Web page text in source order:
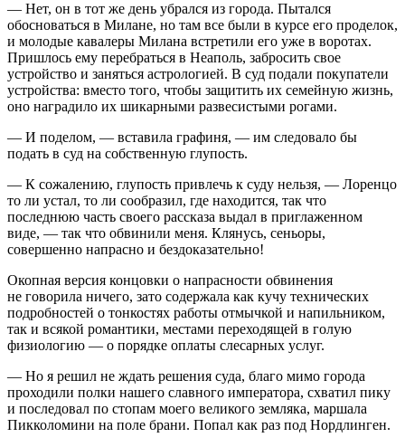
— Нет, он в тот же день убрался из города. Пытался
обосноваться в Милане, но там все были в курсе его проделок,
и молодые кавалеры Милана встретили его уже в воротах.
Пришлось ему перебраться в Неаполь, забросить свое
устройство и заняться астрологией. В суд подали покупатели
устройства: вместо того, чтобы защитить их семейную жизнь,
оно наградило их шикарными развесистыми рогами.
— И поделом, — вставила графиня, — им следовало бы
подать в суд на собственную глупость.
— К сожалению, глупость привлечь к суду нельзя, — Лоренцо
то ли устал, то ли сообразил, где находится, так что
последнюю часть своего рассказа выдал в приглаженном
виде, — так что обвинили меня. Клянусь, сеньоры,
совершенно напрасно и бездоказательно!
Окопная версия концовки о напрасности обвинения
не говорила ничего, зато содержала как кучу технических
подробностей о тонкостях работы отмычкой и напильником,
так и всякой романтики, местами переходящей в голую
физиологию — о порядке оплаты слесарных услуг.
— Но я решил не ждать решения суда, благо мимо города
проходили полки нашего славного императора, схватил пику
и последовал по стопам моего великого земляка, маршала
Пикколомини на поле брани. Попал как раз под Нордлинген.